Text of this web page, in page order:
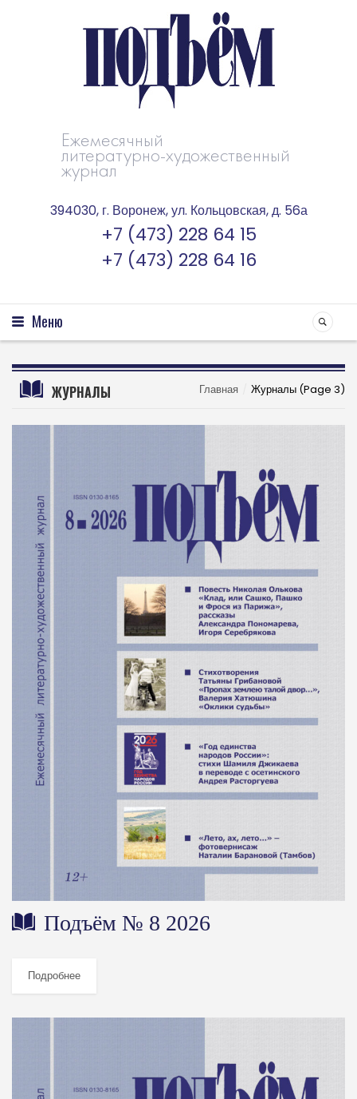
Ежемесячный
литературно-художественный
журнал
394030, г. Воронеж, ул. Кольцовская, д. 56а
+7 (473) 228 64 15
+7 (473) 228 64 16
Меню
ЖУРНАЛЫ Главная Журналы (Page 3)
Подъём № 8 2026
Подробнее